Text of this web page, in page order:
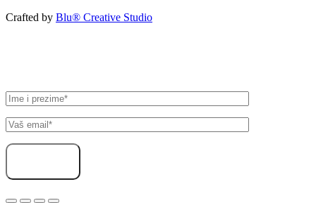
Crafted by Blu® Creative Studio